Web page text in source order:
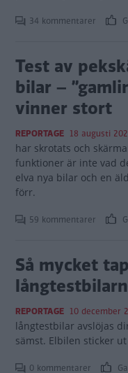
34 kommentarer
Test av
bilar –
vinner stort
REPORTAGE 18 augusti
har skrotats och
funktioner är inte vad
elva nya bilar och en
förr.
59 kommentarer
Så mycket
REPORTAGE 10 december
långtestbilar avslöjas
sämst. Elbilen sticker
0 kommentarer